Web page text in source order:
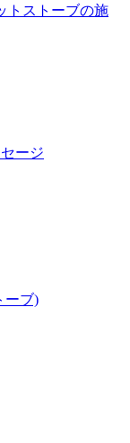
トストーブの施
ージ
ーブ)